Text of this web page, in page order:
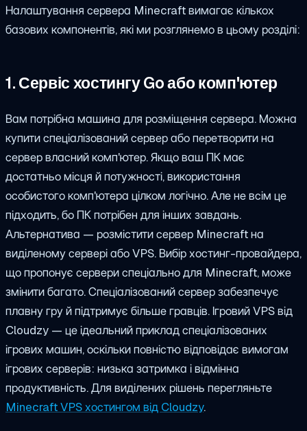
Налаштування сервера Minecraft вимагає кількох
базових компонентів, які ми розглянемо в цьому розділі:
1. Сервіс хостингу Go або комп'ютер
Вам потрібна машина для розміщення сервера. Можна
купити спеціалізований сервер або перетворити на
сервер власний комп'ютер. Якщо ваш ПК має
достатньо місця й потужності, використання
особистого комп'ютера цілком логічно. Але не всім це
підходить, бо ПК потрібен для інших завдань.
Альтернатива — розмістити сервер Minecraft на
виділеному сервері або VPS. Вибір хостинг-провайдера,
що пропонує сервери спеціально для Minecraft, може
змінити багато. Спеціалізований сервер забезпечує
плавну гру й підтримує більше гравців. Ігровий VPS від
Cloudzy — це ідеальний приклад спеціалізованих
ігрових машин, оскільки повністю відповідає вимогам
ігрових серверів: низька затримка і відмінна
продуктивність.Для виділених рішень перегляньте
Minecraft VPS хостингом від Cloudzy.